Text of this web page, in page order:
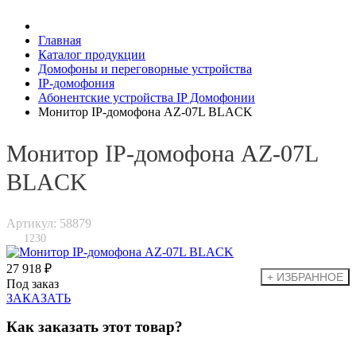
Главная
Каталог продукции
Домофоны и переговорные устройства
IP-домофония
Абонентские устройства IP Домофонии
Монитор IP-домофона AZ-07L BLACK
Монитор IP-домофона AZ-07L
BLACK
Артикул: 58879
1230
27 918 ₽
Под заказ
ЗАКАЗАТЬ
Как заказать этот товар?